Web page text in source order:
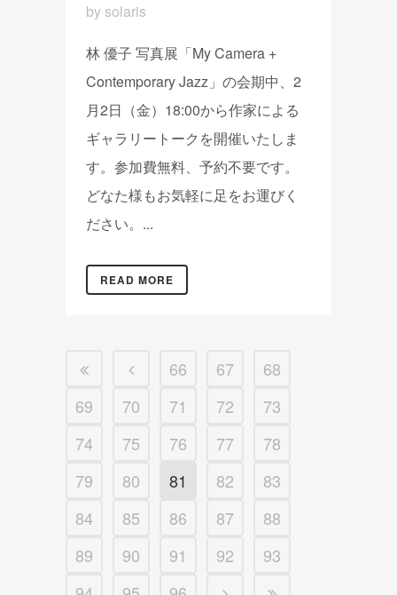
by solaris
林 優子 写真展「My Camera +
Contemporary Jazz」の会期中、2
月2日（金）18:00から作家による
ギャラリートークを開催いたしま
す。参加費無料、予約不要です。
どなた様もお気軽に足をお運びく
ださい。...
READ MORE
66 67
68
69
70 71 72
73
74
75 76 77
78
79
80 81 82
83
84
85 86 87
88
89
90 91 92
93